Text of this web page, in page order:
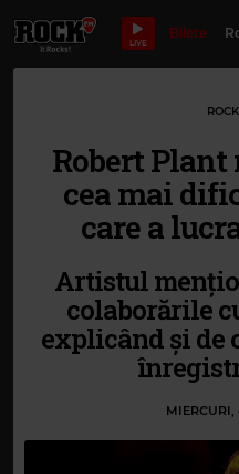
LIVE
Bilete
Robert
cea mai
care a
Artistul
colaborările
explicând și de
MIERCURI,